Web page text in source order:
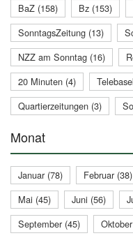
BaZ (158) Bz (153)
SonntagsZeitung (13)
NZZ am Sonntag (16)
20 Minuten (4)
Quartierzeitungen (3)
Monat
Januar (78) Februar (38)
Mai (45)
Juni (56)
September (45)